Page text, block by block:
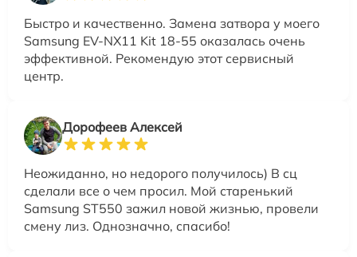
Быстро и качественно. Замена затвора у моего
Samsung EV-NX11 Kit 18-55 оказалась очень
эффективной. Рекомендую этот сервисный
центр.
Дорофеев Алексей
Неожиданно, но недорого получилось) В сц
сделали все о чем просил. Мой старенький
Samsung ST550 зажил новой жизнью, провели
смену лиз. Однозначно, спасибо!